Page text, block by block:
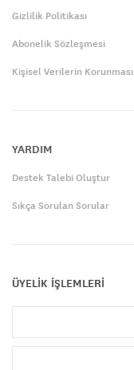
Gizlilik Politikası
Abonelik Sözleşmesi
Kişisel Verilerin Korunması
YARDIM
Destek Talebi Oluştur
Sıkça Sorulan Sorular
ÜYELİK İŞLEMLERİ